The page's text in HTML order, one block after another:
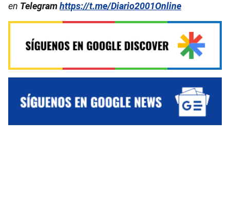
en Telegramhttps://t.me/Diario2001Online